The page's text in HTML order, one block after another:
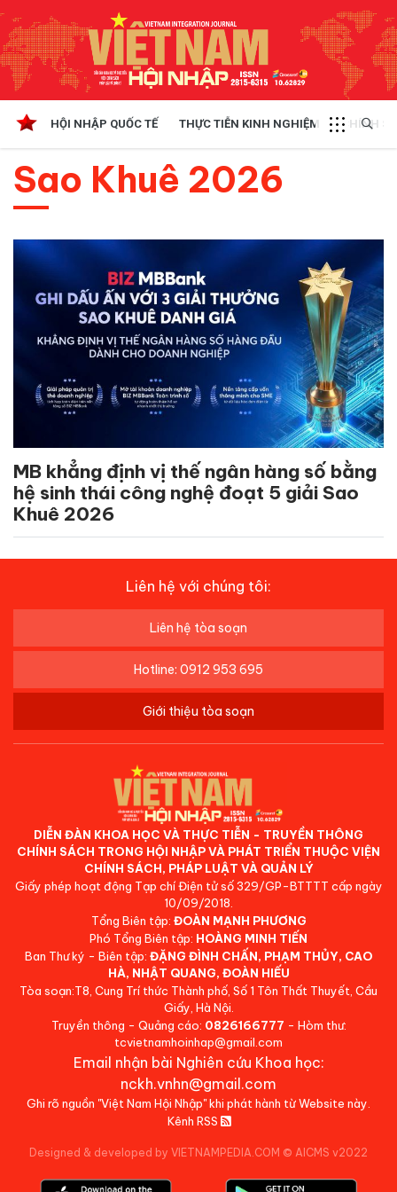
HỘI NHẬP QUỐC TẾ THỰC TIỄN KINH NGHIỆM CHÍNH
Sao Khuê 2026
MB khẳng định vị thế ngân hàng số bằng
hệ sinh thái công nghệ đoạt 5 giải Sao
Khuê 2026
Liên hệ với chúng tôi:
Liên hệ tòa soạn
Hotline: 0912 953 695
Giới thiệu tòa soạn
DIỄN ĐÀN KHOA HỌC VÀ THỰC TIỄN - TRUYỀN THÔNG
CHÍNH SÁCH TRONG HỘI NHẬP VÀ PHÁT TRIỂN THUỘC VIỆN
CHÍNH SÁCH, PHÁP LUẬT VÀ QUẢN LÝ
Giấy phép hoạt động Tạp chí Điện tử số 329/GP-BTTTT cấp ngày
10/09/2018.
Tổng Biên tập: ĐOÀN MẠNH PHƯƠNG
Phó Tổng Biên tập: HOÀNG MINH TIẾN
Ban Thư ký - Biên tập: ĐẶNG ĐÌNH CHẤN, PHẠM THỦY, CAO
HÀ, NHẬT QUANG, ĐOÀN HIẾU
Tòa soạn:T8, Cung Trí thức Thành phố, Số 1 Tôn Thất Thuyết, Cầu
Giấy, Hà Nội.
Truyền thông - Quảng cáo: 0826166777 - Hòm thư:
tcvietnamhoinhap@gmail.com
Email nhận bài Nghiên cứu Khoa học:
nckh.vnhn@gmail.com
Ghi rõ nguồn "Việt Nam Hội Nhập" khi phát hành từ Website này.
Kênh RSS
Designed & developed by VIETNAMPEDIA.COM © AICMS v2022